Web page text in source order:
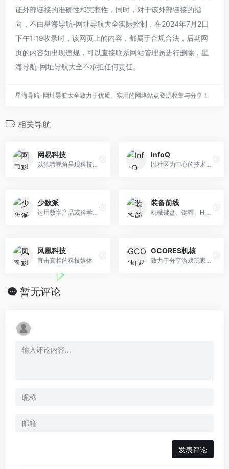
证外部链接的准确性和完整性，同时，对于该外部链接的指
向，不由星海导航-网址导航大全实际控制，在2024年7月2日
下午1:19收录时，该网页上的内容，都属于合规合法，后期网
页的内容如出现违规，可以直接联系网站管理员进行删除，星
海导航-网址导航大全不承担任何责任。
星海导航-网址导航大全致力于优质、实用的网络站点资源收集与分享！
相关导航
网易科技
以独特视角呈现科技圈内大事小事，内容包括互联网、IT业界、通信、趋势、科技访谈等
InfoQ
以社区为中心的技术媒体平台，致力于促进软件开发及相关领域知识与创新的传播
少数派
运用数字产品或科学方法，帮助用户提升工作效率和生活品质
装备前线
机械键盘、键帽、HiFi、摄影装备发烧友聚集地
凤凰科技
直击真相的科技媒体
GCORES机核
致力于分享游戏玩家的生活，以及探讨游戏相关的文化
暂无评论
发表评论